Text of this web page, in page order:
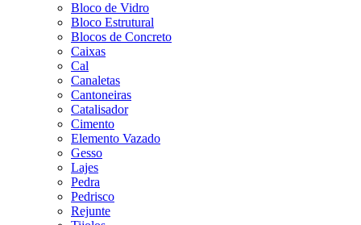
Bloco de Vidro
Bloco Estrutural
Blocos de Concreto
Caixas
Cal
Canaletas
Cantoneiras
Catalisador
Cimento
Elemento Vazado
Gesso
Lajes
Pedra
Pedrisco
Rejunte